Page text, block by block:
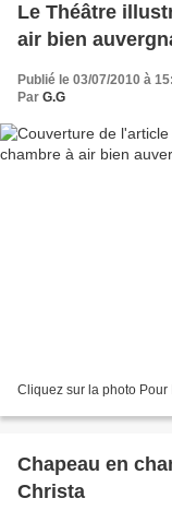
Le Théâtre
air bien
Publié le 03/07/2010 à
Par G.G
Cliquez sur la photo
Chapeau en
Christa